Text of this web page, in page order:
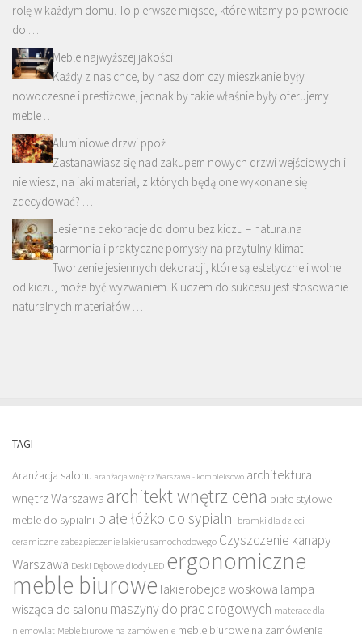
rolę w każdym domu. To pierwsze miejsce, które witamy po powrocie
do …
Meble najwyższej jakości
Każdy z nas chce, by nasz dom czy mieszkanie były
nowoczesne i prestiżowe, jednak by takie właśnie były oferujemy
meble …
Aluminiowe drzwi ppoż
Zastanawiasz się nad zakupem nowych drzwi wejściowych i
nie wiesz, na jaki materiał, z których będą one wykonane się
zdecydować? …
Jesienne dekoracje do domu bez kiczu – naturalna
harmonia i praktyczne pomysły na przytulny klimat
Tworzenie jesiennych dekoracji, które są estetyczne i wolne
od kiczu, może być wyzwaniem. Kluczem do sukcesu jest stosowanie
naturalnych materiałów …
TAGI
Aranżacja salonu aranżacja wnętrz Warszawa - kompleksowo architektura
wnętrz Warszawa architekt wnętrz cena białe stylowe
meble do sypialni białe łóżko do sypialni bramki dla dzieci
ceramiczne zabezpieczenie lakieru samochodowego Czyszczenie kanapy
Warszawa Deski Dębowe diody LED ergonomiczne
meble biurowe lakierobejca woskowa lampa
wisząca do salonu maszyny do prac drogowych materace dla
niemowląt Meble biurowe na zamówienie meble biurowe na zamówienie